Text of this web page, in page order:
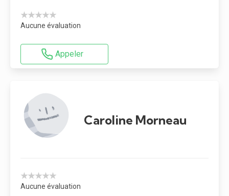
★★★★★
Aucune évaluation
Appeler
Caroline Morneau
★★★★★
Aucune évaluation